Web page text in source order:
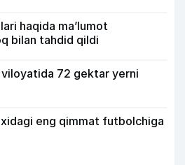
haqida ma’lumot
bilan tahdid qildi
viloyatida 72 gektar yerni
eng qimmat futbolchiga